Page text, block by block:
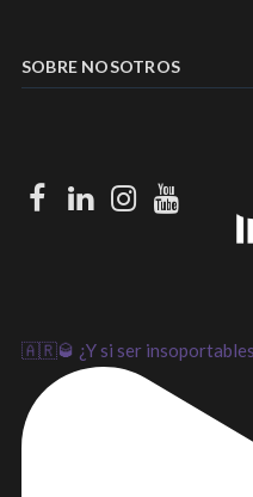
SOBRE NOSOTROS
Facebook
LinkedIn
Instagram
🇦🇷🥃 ¿Y si ser